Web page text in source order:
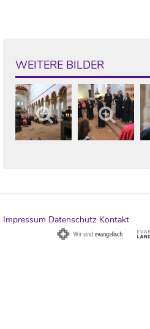
WEITERE BILDER
Impressum Datenschutz Kontakt